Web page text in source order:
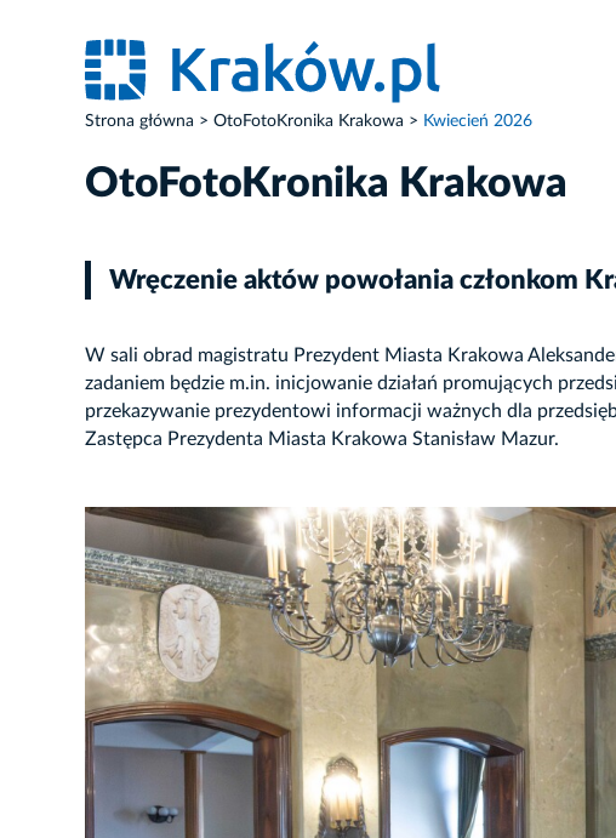
Strona główna OtoFotoKronika Krakowa Kwiecień 2026
OtoFotoKronika Krakowa
Wręczenie aktów powołania członkom
W sali obrad magistratu Prezydent Miasta Krakowa
zadaniem będzie m.in. inicjowanie działań promujących
przekazywanie prezydentowi informacji ważnych dla
Zastępca Prezydenta Miasta Krakowa Stanisław Mazur.